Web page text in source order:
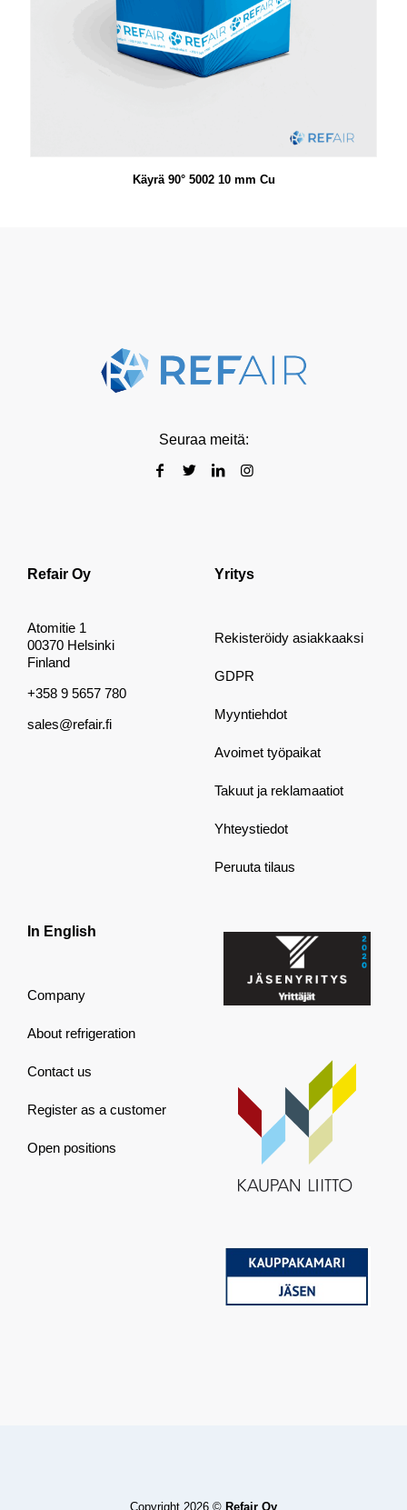
Käyrä 90° 5002 10 mm Cu
Seuraa meitä:
Refair Oy
Atomitie 1
00370 Helsinki
Finland
+358 9 5657 780
sales@refair.fi
Yritys
Rekisteröidy asiakkaaksi
GDPR
Myyntiehdot
Avoimet työpaikat
Takuut ja reklamaatiot
Yhteystiedot
Peruuta tilaus
In English
Company
About refrigeration
Contact us
Register as a customer
Open positions
Copyright 2026 © Refair Oy